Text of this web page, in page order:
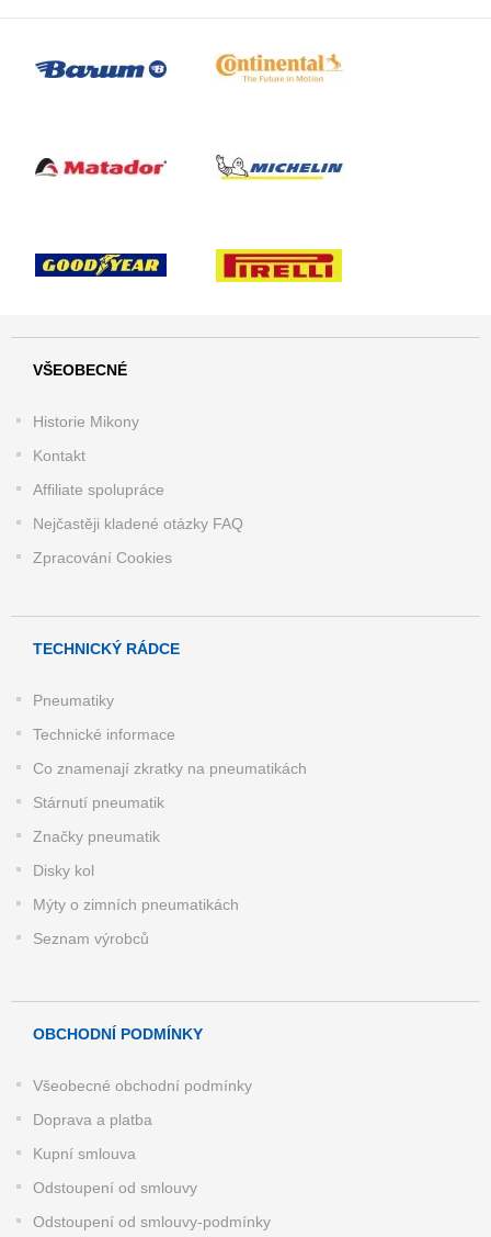
VŠEOBECNÉ
Historie Mikony
Kontakt
Affiliate spolupráce
Nejčastěji kladené otázky FAQ
Zpracování Cookies
TECHNICKÝ RÁDCE
Pneumatiky
Technické informace
Co znamenají zkratky na pneumatikách
Stárnutí pneumatik
Značky pneumatik
Disky kol
Mýty o zimních pneumatikách
Seznam výrobců
OBCHODNÍ PODMÍNKY
Všeobecné obchodní podmínky
Doprava a platba
Kupní smlouva
Odstoupení od smlouvy
Odstoupení od smlouvy-podmínky